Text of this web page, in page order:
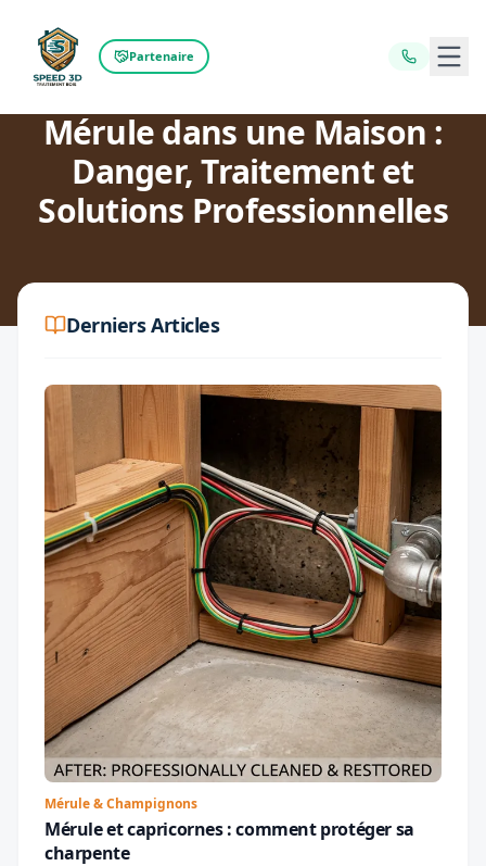
Partenaire
Retour au blog
Mérule dans une Maison :
Danger, Traitement et
Solutions Professionnelles
Derniers Articles
Mérule & Champignons
Mérule et capricornes : comment protéger sa
charpente